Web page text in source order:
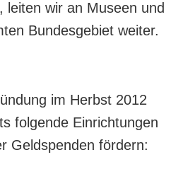
leiten wir an Museen und
Bundesgebiet weiter.
im Herbst 2012
folgende Einrichtungen
Geldspenden fördern: